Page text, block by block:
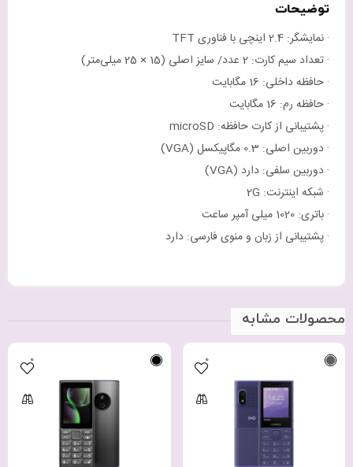
توضیحات
· نمایشگر: 2.4 اینچی با فناوری TFT
· تعداد سیم کارت: 2 عدد/ سایز اصلی (15 × 25 میلی‌متر)
· حافظه داخلی: 16 مگابایت
· حافظه رم: 16 مگابایت
· پشتیبانی از کارت حافظه: microSD
· دوربین اصلی: 0.3 مگاپیکسل (VGA)
· دوربین سلفی: دارد (VGA)
· شبکه اینترنت: 2G
· باتری: 1020 میلی آمپر ساعت
· پشتیبانی از زبان و منوی فارسی: دارد
محصولات مشابه
0
0